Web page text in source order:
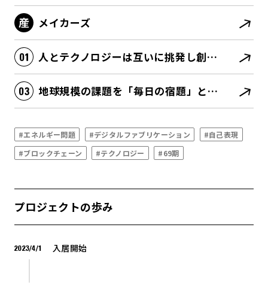
メイカーズ
人とテクノロジーは互いに挑発し創発する
地球規模の課題を「毎日の宿題」としてローカルに解決を図る
#エネルギー問題 #デジタルファブリケーション
#自己表現
#ブロックチェーン
#テクノロジー #69期
プロジェクトの歩み
2023/4/1 入居開始